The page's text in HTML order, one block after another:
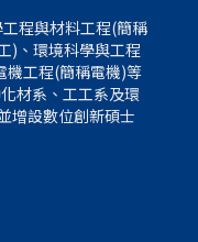
程與材料工程(簡稱
)、環境科學與工程
機工程(簡稱電機)等
材系、工工系及環
增設數位創新碩士